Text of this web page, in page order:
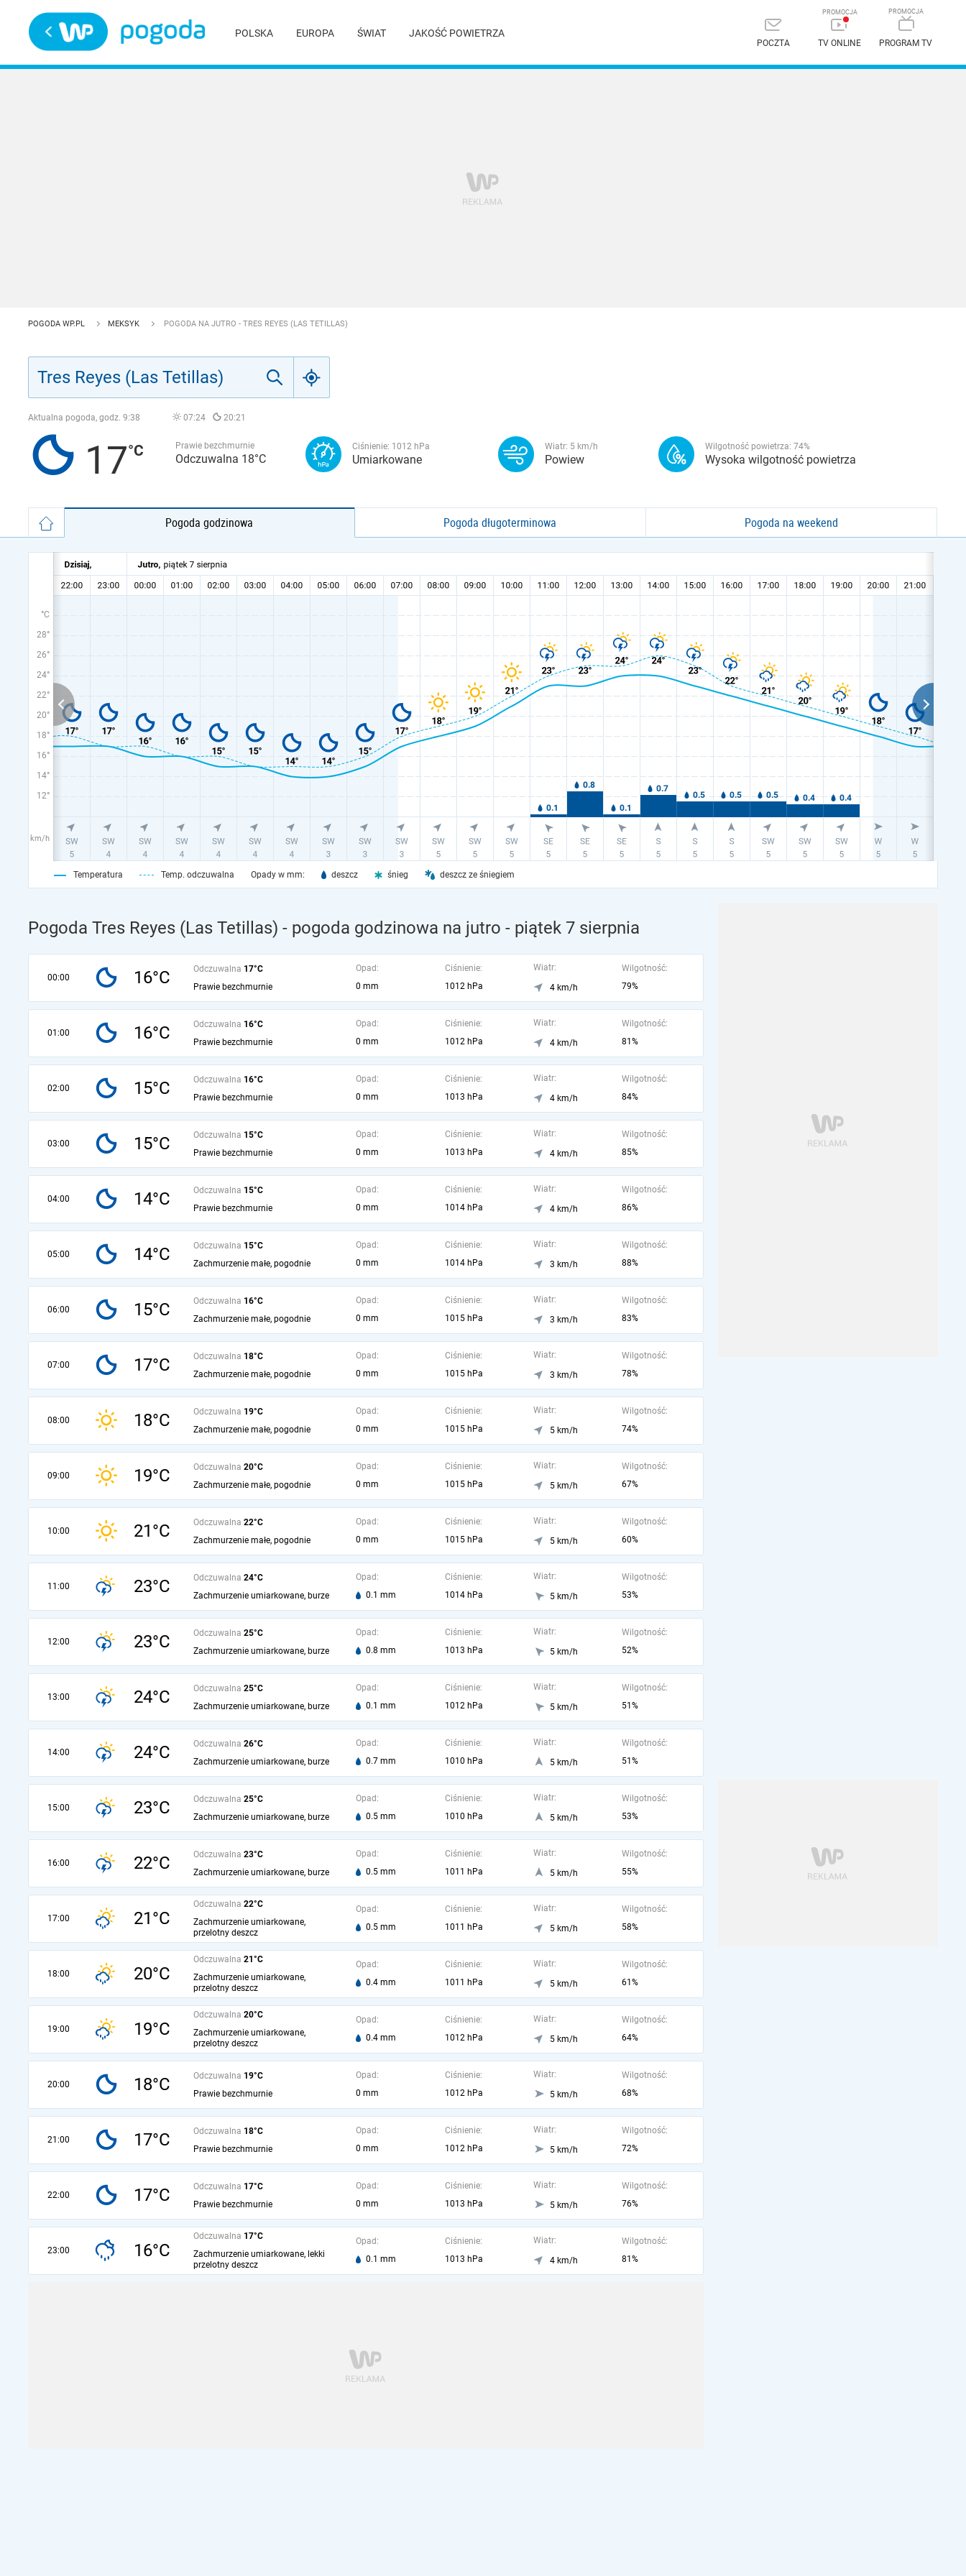
POLSKA EUROPA ŚWIAT JAKOŚĆ POWIETRZA
POCZTA TV ONLINE PROGRAM TV
POGODA WP.PL MEKSYK POGODA NA JUTRO - TRES REYES (LAS TETILLAS)
Aktualna pogoda, godz. 9:38 07:24 20:21
17 Prawie bezchmurnie
Odczuwalna 18°C
Ciśnienie: 1012 hPa
Umiarkowane
Wiatr: 5 km/h
Powiew
Wilgotność powietrza: 74%
Wysoka wilgotność powietrza
Pogoda godzinowa Pogoda długoterminowa Pogoda na weekend
°C
28°
26°
24°
22°
20°
18°
16°
14°
12°
km/h
Temperatura Temp. odczuwalna Opady w mm: deszcz śnieg deszcz ze śniegiem
Pogoda Tres Reyes (Las Tetillas) - pogoda godzinowa na jutro - piątek 7 sierpnia
00:00 16°C Odczuwalna 17°C
Prawie bezchmurnie
Opad:
0 mm
Ciśnienie:
1012 hPa
Wiatr:
4 km/h
Wilgotność:
79%
01:00 16°C Odczuwalna 16°C
Prawie bezchmurnie
Opad:
0 mm
Ciśnienie:
1012 hPa
Wiatr:
4 km/h
Wilgotność:
81%
02:00 15°C Odczuwalna 16°C
Prawie bezchmurnie
Opad:
0 mm
Ciśnienie:
1013 hPa
Wiatr:
4 km/h
Wilgotność:
84%
03:00 15°C Odczuwalna 15°C
Prawie bezchmurnie
Opad:
0 mm
Ciśnienie:
1013 hPa
Wiatr:
4 km/h
Wilgotność:
85%
04:00 14°C Odczuwalna 15°C
Prawie bezchmurnie
Opad:
0 mm
Ciśnienie:
1014 hPa
Wiatr:
4 km/h
Wilgotność:
86%
05:00 14°C Odczuwalna 15°C
Zachmurzenie małe, pogodnie
Opad:
0 mm
Ciśnienie:
1014 hPa
Wiatr:
3 km/h
Wilgotność:
88%
06:00 15°C Odczuwalna 16°C
Zachmurzenie małe, pogodnie
Opad:
0 mm
Ciśnienie:
1015 hPa
Wiatr:
3 km/h
Wilgotność:
83%
07:00 17°C Odczuwalna 18°C
Zachmurzenie małe, pogodnie
Opad:
0 mm
Ciśnienie:
1015 hPa
Wiatr:
3 km/h
Wilgotność:
78%
08:00 18°C Odczuwalna 19°C
Zachmurzenie małe, pogodnie
Opad:
0 mm
Ciśnienie:
1015 hPa
Wiatr:
5 km/h
Wilgotność:
74%
09:00 19°C Odczuwalna 20°C
Zachmurzenie małe, pogodnie
Opad:
0 mm
Ciśnienie:
1015 hPa
Wiatr:
5 km/h
Wilgotność:
67%
10:00 21°C Odczuwalna 22°C
Zachmurzenie małe, pogodnie
Opad:
0 mm
Ciśnienie:
1015 hPa
Wiatr:
5 km/h
Wilgotność:
60%
11:00 23°C Odczuwalna 24°C
Zachmurzenie umiarkowane, burze
Opad:
0.1 mm
Ciśnienie:
1014 hPa
Wiatr:
5 km/h
Wilgotność:
53%
12:00 23°C Odczuwalna 25°C
Zachmurzenie umiarkowane, burze
Opad:
0.8 mm
Ciśnienie:
1013 hPa
Wiatr:
5 km/h
Wilgotność:
52%
13:00 24°C Odczuwalna 25°C
Zachmurzenie umiarkowane, burze
Opad:
0.1 mm
Ciśnienie:
1012 hPa
Wiatr:
5 km/h
Wilgotność:
51%
14:00 24°C Odczuwalna 26°C
Zachmurzenie umiarkowane, burze
Opad:
0.7 mm
Ciśnienie:
1010 hPa
Wiatr:
5 km/h
Wilgotność:
51%
15:00 23°C Odczuwalna 25°C
Zachmurzenie umiarkowane, burze
Opad:
0.5 mm
Ciśnienie:
1010 hPa
Wiatr:
5 km/h
Wilgotność:
53%
16:00 22°C Odczuwalna 23°C
Zachmurzenie umiarkowane, burze
Opad:
0.5 mm
Ciśnienie:
1011 hPa
Wiatr:
5 km/h
Wilgotność:
55%
17:00 21°C
Odczuwalna 22°C
Zachmurzenie umiarkowane,
przelotny deszcz
Opad:
0.5 mm
Ciśnienie:
1011 hPa
Wiatr:
5 km/h
Wilgotność:
58%
18:00 20°C
Odczuwalna 21°C
Zachmurzenie umiarkowane,
przelotny deszcz
Opad:
0.4 mm
Ciśnienie:
1011 hPa
Wiatr:
5 km/h
Wilgotność:
61%
19:00 19°C
Odczuwalna 20°C
Zachmurzenie umiarkowane,
przelotny deszcz
Opad:
0.4 mm
Ciśnienie:
1012 hPa
Wiatr:
5 km/h
Wilgotność:
64%
20:00 18°C Odczuwalna 19°C
Prawie bezchmurnie
Opad:
0 mm
Ciśnienie:
1012 hPa
Wiatr:
5 km/h
Wilgotność:
68%
21:00 17°C Odczuwalna 18°C
Prawie bezchmurnie
Opad:
0 mm
Ciśnienie:
1012 hPa
Wiatr:
5 km/h
Wilgotność:
72%
22:00 17°C Odczuwalna 17°C
Prawie bezchmurnie
Opad:
0 mm
Ciśnienie:
1013 hPa
Wiatr:
5 km/h
Wilgotność:
76%
23:00 16°C
Odczuwalna 17°C
Zachmurzenie umiarkowane, lekki
przelotny deszcz
Opad:
0.1 mm
Ciśnienie:
1013 hPa
Wiatr:
4 km/h
Wilgotność:
81%